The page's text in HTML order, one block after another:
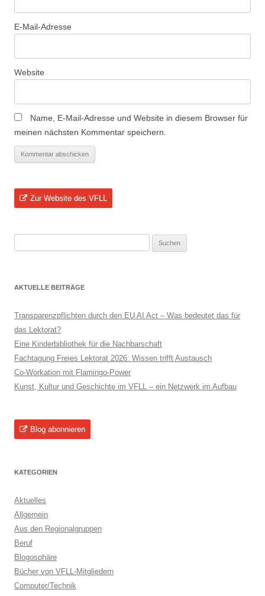
E-Mail-Adresse
Website
Name, E-Mail-Adresse und Website in diesem Browser für
meinen nächsten Kommentar speichern.
Zur Website des VFLL
AKTUELLE BEITRÄGE
Transparenzpflichten durch den EU AI Act – Was bedeutet das für
das Lektorat?
Eine Kinderbibliothek für die Nachbarschaft
Fachtagung Freies Lektorat 2026: Wissen trifft Austausch
Co-Workation mit Flamingo-Power
Kunst, Kultur und Geschichte im VFLL – ein Netzwerk im Aufbau
Blog abonnieren
KATEGORIEN
Aktuelles
Allgemein
Aus den Regionalgruppen
Beruf
Blogosphäre
Bücher von VFLL-Mitgliedern
Computer/Technik